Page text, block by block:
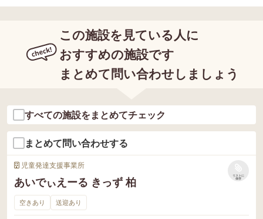
この施設を見ている人に
おすすめの施設です
まとめて問い合わせしましょう
すべての施設をまとめてチェック
まとめて問い合わせする
児童発達支援事業所
あいでぃえーる きっず 柏
リストに
保存
空きあり 送迎あり